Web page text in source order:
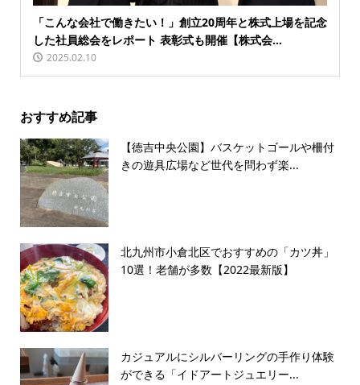
「こんな会社で働きたい！」創立20周年と株式上場を記念
した社員総会をレポート 表彰式も開催【株式会...
2025.02.10
おすすめ記事
【徳吉中央公園】バスケットゴールや柵付
きの遊具広場など世代を問わず楽...
北九州市小倉北区でおすすめの「カツ丼」
10選！老舗が多数【2022最新版】
カジュアルにシルバーリングの手作り体験
ができる「イドアートジュエリー...